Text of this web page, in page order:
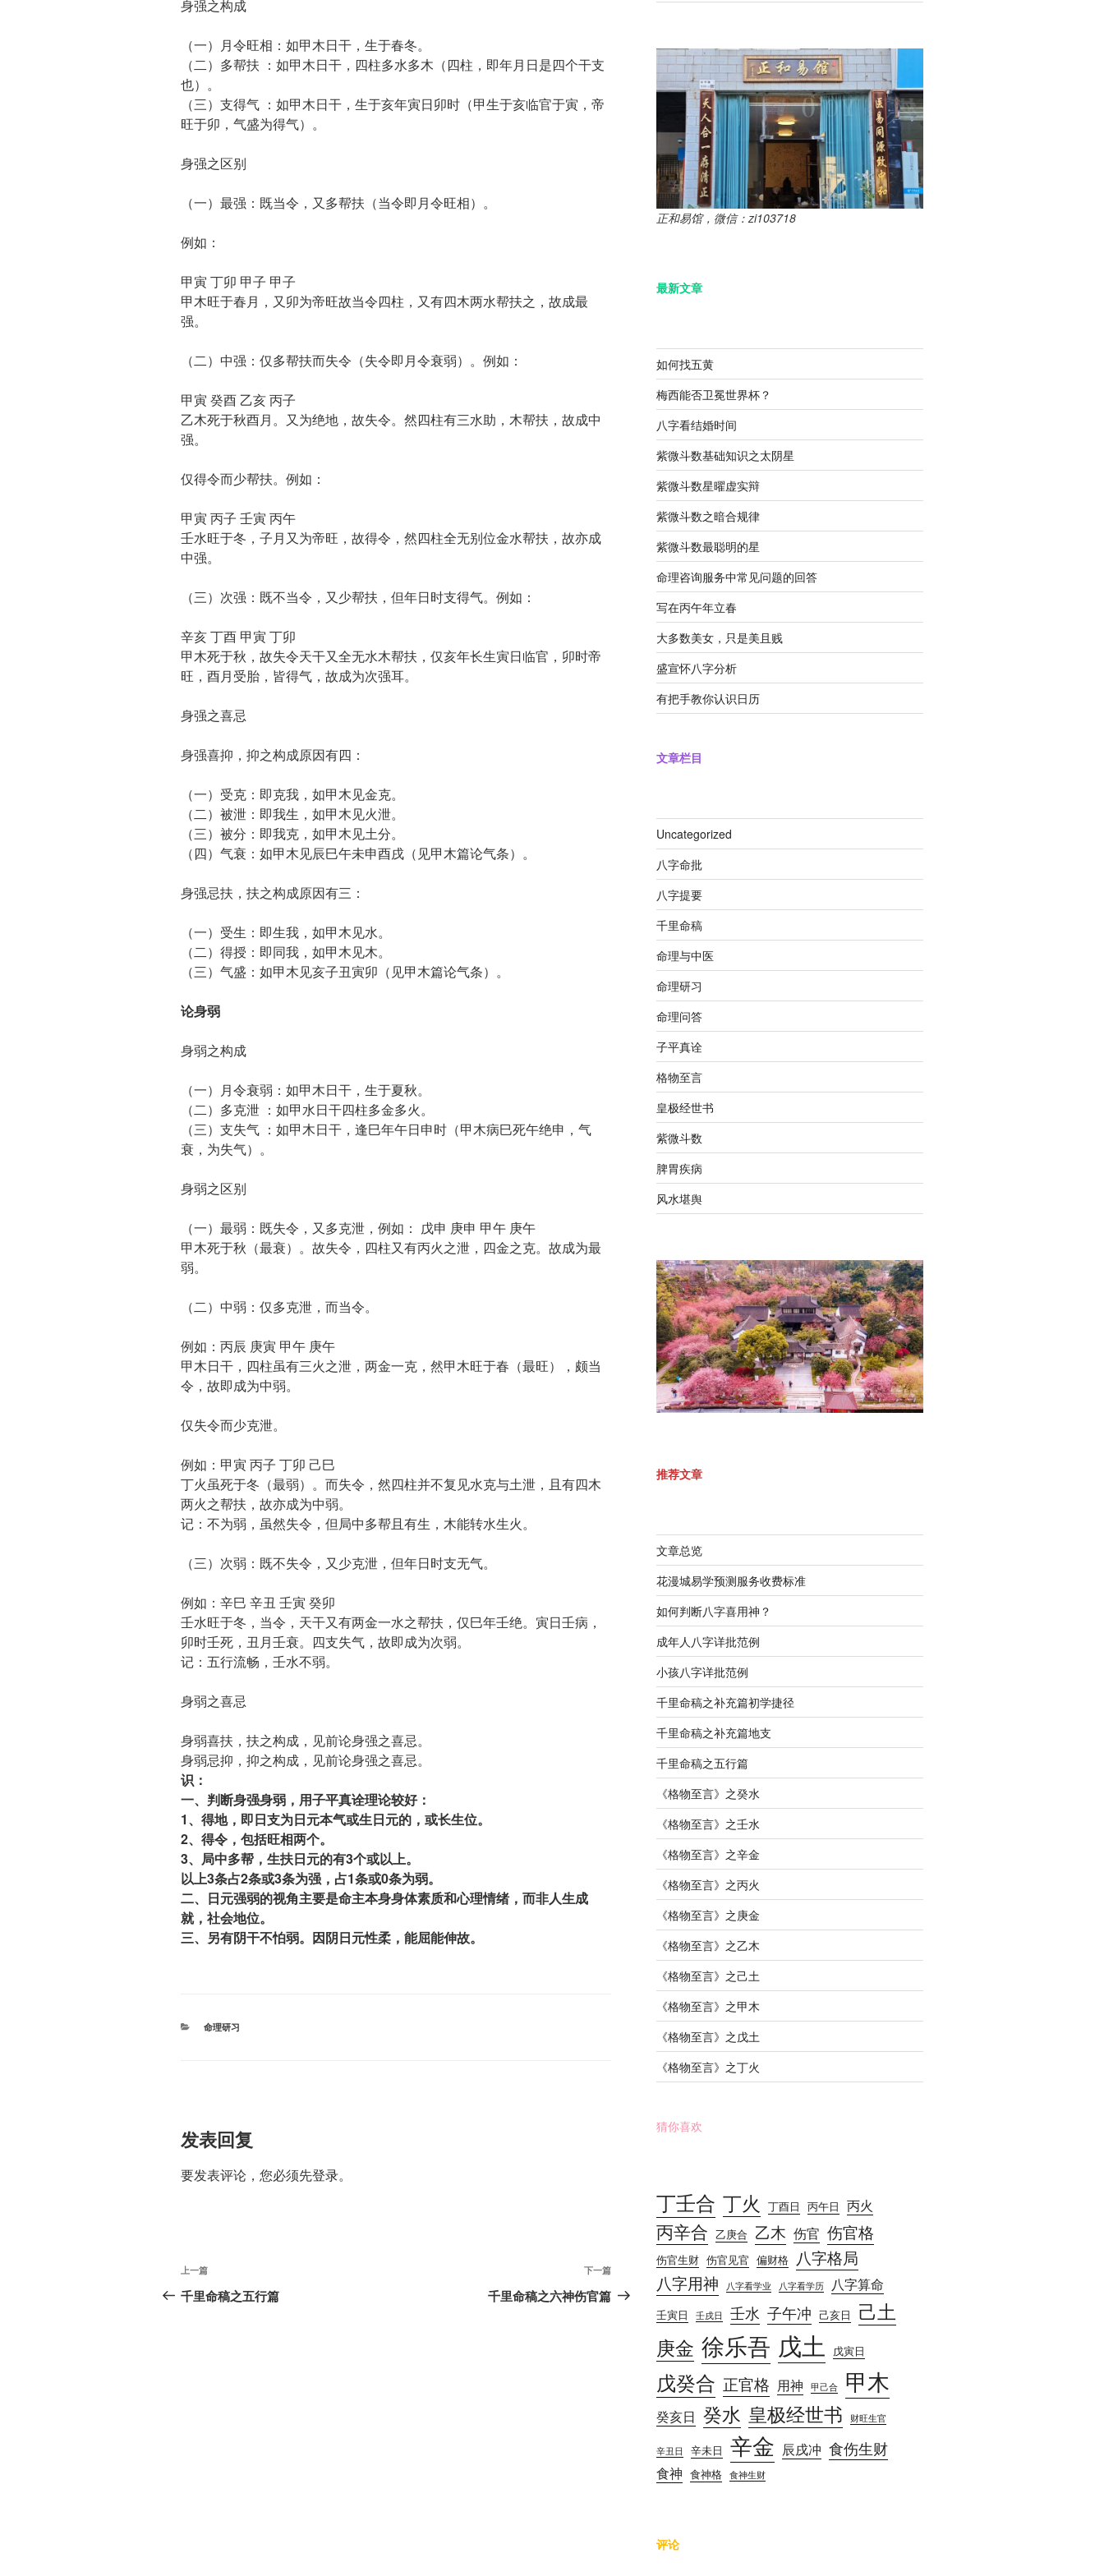
身强之构成
（一）月令旺相：如甲木日干，生于春冬。
（二）多帮扶 ：如甲木日干，四柱多水多木（四柱，即年月日是四个干支
也）。
（三）支得气 ：如甲木日干，生于亥年寅日卯时（甲生于亥临官于寅，帝
旺于卯，气盛为得气）。
身强之区别
（一）最强：既当令，又多帮扶（当令即月令旺相）。
例如：
甲寅 丁卯 甲子 甲子
甲木旺于春月，又卯为帝旺故当令四柱，又有四木两水帮扶之，故成最
强。
（二）中强：仅多帮扶而失令（失令即月令衰弱）。例如：
甲寅 癸酉 乙亥 丙子
乙木死于秋酉月。又为绝地，故失令。然四柱有三水助，木帮扶，故成中
强。
仅得令而少帮扶。例如：
甲寅 丙子 壬寅 丙午
壬水旺于冬，子月又为帝旺，故得令，然四柱全无别位金水帮扶，故亦成
中强。
（三）次强：既不当令，又少帮扶，但年日时支得气。例如：
辛亥 丁酉 甲寅 丁卯
甲木死于秋，故失令天干又全无水木帮扶，仅亥年长生寅日临官，卯时帝
旺，酉月受胎，皆得气，故成为次强耳。
身强之喜忌
身强喜抑，抑之构成原因有四：
（一）受克：即克我，如甲木见金克。
（二）被泄：即我生，如甲木见火泄。
（三）被分：即我克，如甲木见土分。
（四）气衰：如甲木见辰巳午未申酉戌（见甲木篇论气条）。
身强忌扶，扶之构成原因有三：
（一）受生：即生我，如甲木见水。
（二）得授：即同我，如甲木见木。
（三）气盛：如甲木见亥子丑寅卯（见甲木篇论气条）。
论身弱
身弱之构成
（一）月令衰弱：如甲木日干，生于夏秋。
（二）多克泄 ：如甲水日干四柱多金多火。
（三）支失气 ：如甲木日干，逢巳年午日申时（甲木病巳死午绝申，气
衰，为失气）。
身弱之区别
（一）最弱：既失令，又多克泄，例如： 戊申 庚申 甲午 庚午
甲木死于秋（最衰）。故失令，四柱又有丙火之泄，四金之克。故成为最
弱。
（二）中弱：仅多克泄，而当令。
例如：丙辰 庚寅 甲午 庚午
甲木日干，四柱虽有三火之泄，两金一克，然甲木旺于春（最旺），颇当
令，故即成为中弱。
仅失令而少克泄。
例如：甲寅 丙子 丁卯 己巳
丁火虽死于冬（最弱）。而失令，然四柱并不复见水克与土泄，且有四木
两火之帮扶，故亦成为中弱。
记：不为弱，虽然失令，但局中多帮且有生，木能转水生火。
（三）次弱：既不失令，又少克泄，但年日时支无气。
例如：辛巳 辛丑 壬寅 癸卯
壬水旺于冬，当令，天干又有两金一水之帮扶，仅巳年壬绝。寅日壬病，
卯时壬死，丑月壬衰。四支失气，故即成为次弱。
记：五行流畅，壬水不弱。
身弱之喜忌
身弱喜扶，扶之构成，见前论身强之喜忌。
身弱忌抑，抑之构成，见前论身强之喜忌。
识：
一、判断身强身弱，用子平真诠理论较好：
1、得地，即日支为日元本气或生日元的，或长生位。
2、得令，包括旺相两个。
3、局中多帮，生扶日元的有3个或以上。
以上3条占2条或3条为强，占1条或0条为弱。
二、日元强弱的视角主要是命主本身身体素质和心理情绪，而非人生成
就，社会地位。
三、另有阴干不怕弱。因阴日元性柔，能屈能伸故。
分
命理研习
发表回复
要发表评论，您必须先登录。
文
章
上
一
上一篇
千里命稿之五行篇
下
一
下一篇
千里命稿之六神伤官篇
正和易馆，微信：zi103718
最新文章
如何找五黄
梅西能否卫冕世界杯？
八字看结婚时间
紫微斗数基础知识之太阴星
紫微斗数星曜虚实辩
紫微斗数之暗合规律
紫微斗数最聪明的星
命理咨询服务中常见问题的回答
写在丙午年立春
大多数美女，只是美且贱
盛宣怀八字分析
有把手教你认识日历
文章栏目
Uncategorized
八字命批
八字提要
千里命稿
命理与中医
命理研习
命理问答
子平真诠
格物至言
皇极经世书
紫微斗数
脾胃疾病
风水堪舆
推荐文章
文章总览
花漫城易学预测服务收费标准
如何判断八字喜用神？
成年人八字详批范例
小孩八字详批范例
千里命稿之补充篇初学捷径
千里命稿之补充篇地支
千里命稿之五行篇
《格物至言》之癸水
《格物至言》之壬水
《格物至言》之辛金
《格物至言》之丙火
《格物至言》之庚金
《格物至言》之乙木
《格物至言》之己土
《格物至言》之甲木
《格物至言》之戊土
《格物至言》之丁火
猜你喜欢
丁壬合 丁火 丁酉日 丙午日 丙火
丙辛合 乙庚合 乙木 伤官 伤官格
伤官生财 伤官见官 偏财格
八字格局
八字用神
八字看学业 八字看学历 八字算命
壬寅日 壬戌日 壬水 子午冲 己亥日
己土
庚金 徐乐吾 戊土 戊寅日
戊癸合 正官格 用神 甲己合 甲木
癸亥日 癸水 皇极经世书 财旺生官
辛丑日 辛未日 辛金 辰戌冲 食伤生财
食神 食神格 食神生财
评论